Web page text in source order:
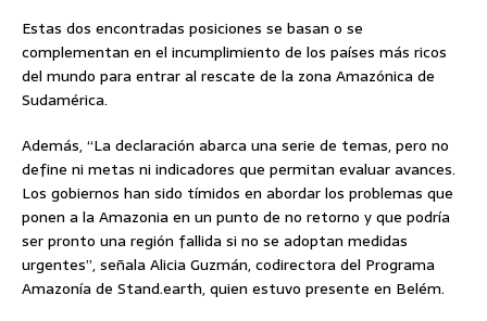
Estas dos encontradas posiciones se basan o se
complementan en el incumplimiento de los países más ricos
del mundo para entrar al rescate de la zona Amazónica de
Sudamérica.
Además, “La declaración abarca una serie de temas, pero no
define ni metas ni indicadores que permitan evaluar avances.
Los gobiernos han sido tímidos en abordar los problemas que
ponen a la Amazonia en un punto de no retorno y que podría
ser pronto una región fallida si no se adoptan medidas
urgentes”, señala Alicia Guzmán, codirectora del Programa
Amazonía de Stand.earth, quien estuvo presente en Belém.